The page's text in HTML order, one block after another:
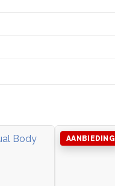
AANBIEDING